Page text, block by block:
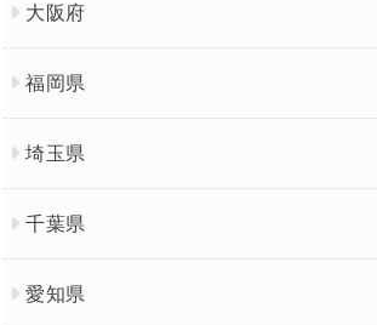
大阪府
福岡県
埼玉県
千葉県
愛知県